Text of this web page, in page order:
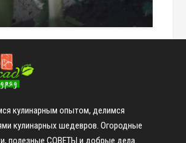
кулинарным опытом, делимся
кулинарных шедевров. Огородные
полезные СОВЕТЫ и добрые дела.